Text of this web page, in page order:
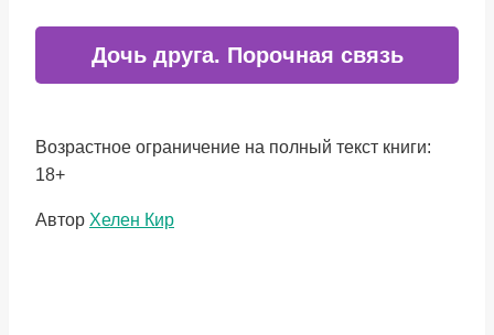
Дочь друга. Порочная связь
Возрастное ограничение на полный текст книги:
18+
Метки
Автор Хелен Кир